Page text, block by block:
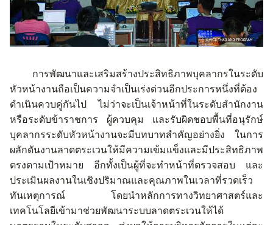
การพัฒนาและเสริมสร้างประสิทธิภาพบุคลากรในระดับ
หัวหน้างานถือเป็นความจำเป็นเร่งด่วนอีกประการหนึ่งที่ต้อง
ดำเนินควบคู่กันไป
ไม่ว่าจะเป็นเจ้าหน้าที่ในระดับสำนักงาน
หรือระดับข้าราชการ
ผู้ควบคุม
และรับผิดชอบพื้นที่อนุรักษ์
บุคลากรระดับหัวหน้างานจะมีบทบาทสำคัญอย่างยิ่ง
ในการ
ผลักดันงานลาดตระเวนให้มีความเข้มแข็งและมีประสิทธิภาพ
ตรงตามเป้าหมาย
อีกทั้งเป็นผู้ที่จะทำหน้าที่ตรวจสอบ
และ
ประเมินผลงานในเชิงปริมาณและคุณภาพในเวลาที่รวดเร็ว
ทันเหตุการณ์
โดยนำหลักการทางวิทยาศาสตร์และ
เทคโนโลยีเข้ามาช่วยพัฒนาระบบลาดตระเวนให้ได้